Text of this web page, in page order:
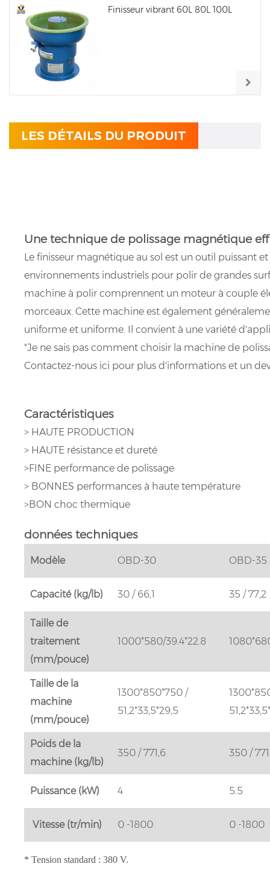
Finisseur vibrant 60L 80L 100L
LES DÉTAILS DU PRODUIT
Une technique de polissage magnétique
Le finisseur magnétique au sol est un outil puissant
environnements industriels pour polir de grandes
machine à polir comprennent un moteur à couple
morceaux. Cette machine est également
uniforme et uniforme. Il convient à une variété
"Je ne sais pas comment choisir la machine de
Contactez-nous ici pour plus d'informations et un
Caractéristiques
> HAUTE PRODUCTION
> HAUTE résistance et dureté
>FINE performance de polissage
> BONNES performances à haute température
>BON choc thermique
données techniques
Modèle OBD-30 OBD-35
Capacité (kg/lb) 30 / 66,1 35 / 77,2
Taille de
traitement
(mm/pouce)
1000*580/39.4*22.8
Taille de la
machine
(mm/pouce)
1300*850*750 /
51,2*33,5*29,5
Poids de la
machine (kg/lb)
350 / 771,6 350 /
Puissance (kW) 4 5.5
Vitesse (tr/min) 0 -1800 0 -1800
* Tension standard : 380 V.